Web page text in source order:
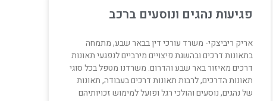
פגיעות נהגים ונוסעים ברכב
אריק ריביצקי- משרד עורכי דין בבאר שבע, מתמחה
בתאונות דרכים ובהשגת פיצויים מירביים לנפגעי תאונות
דרכים מאיזור באר שבע והדרום. משרדנו מטפל בכל סוגי
תאונות הדרכים, לרבות תאונות דרכים בעבודה, תאונות
של נהגים, נוסעים והולכי רגל ופועל למימוש זכויותיהם